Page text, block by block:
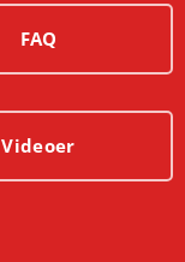
FAQ
Videoer